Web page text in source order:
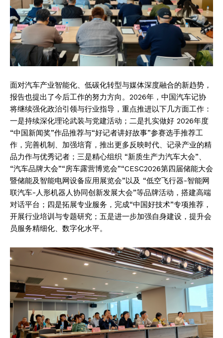
面对汽车产业智能化、低碳化转型与媒体深度融合的新趋势，
报告也提出了今后工作的努力方向。2026年，中国汽车记协
将继续强化政治引领与行业指导，重点推进以下几方面工作：
一是持续深化理论武装与党建活动；二是扎实做好 2026年度
“中国新闻奖”作品推荐与“好记者讲好故事”参赛选手推荐工
作，完善机制、加强培育，推出更多反映时代、记录产业的精
品力作与优秀记者；三是精心组织 “新质生产力汽车大会”、
“汽车品牌大会”“房车露营博览会”“CESC2026第四届储能大会
暨储能及智能电网设备应用展览会”以及 “低空飞行器-智能网
联汽车-人形机器人协同创新发展大会”等品牌活动，搭建高端
对话平台；四是拓展专业服务，完成“中国好技术”专项推荐，
开展行业培训与专题研究；五是进一步加强自身建设，提升会
员服务精细化、数字化水平。